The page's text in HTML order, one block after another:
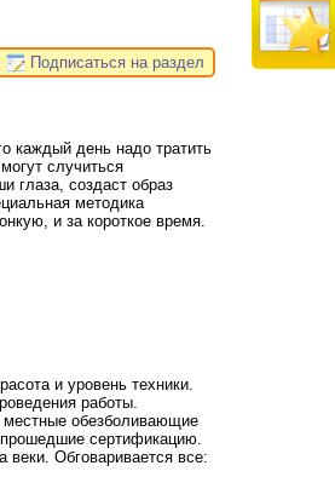
Подписаться на раздел
каждый день надо тратить
случиться
глаза, создаст образ
методика
и за короткое время.
и уровень техники.
работы.
местные обезболивающие
сертификацию.
веки. Обговаривается все: